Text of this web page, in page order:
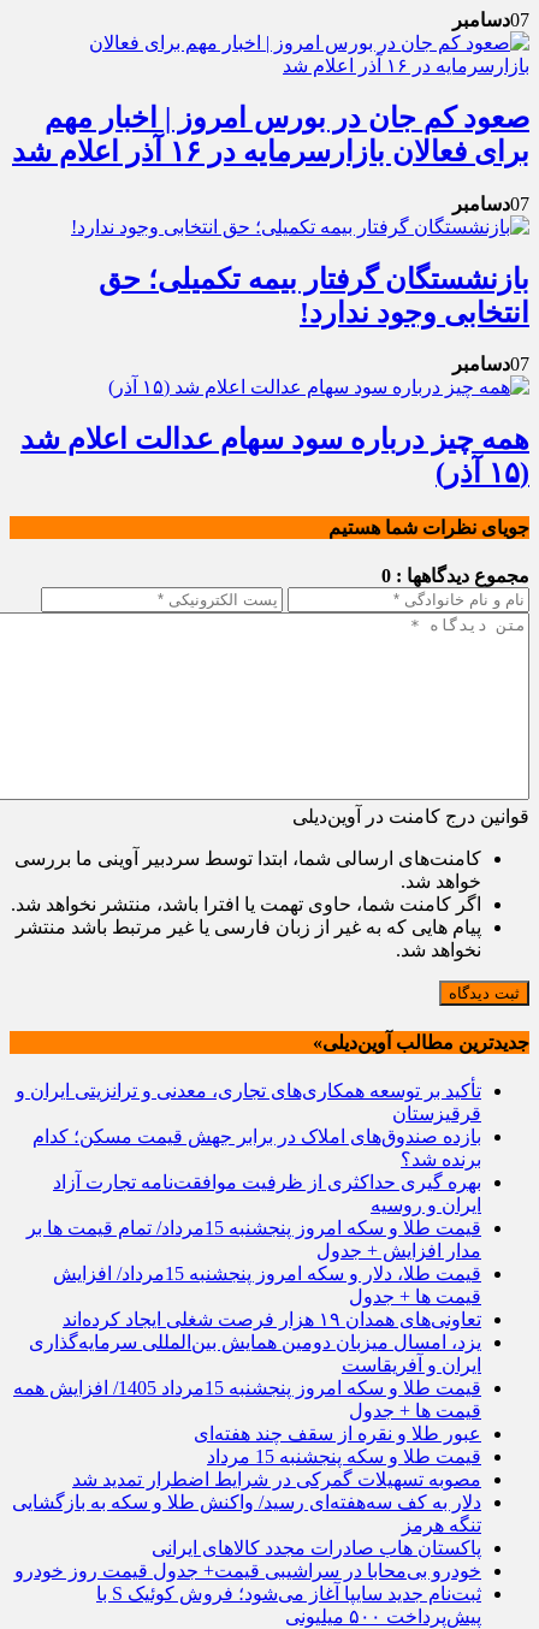
07دسامبر
صعود کم جان در بورس امروز | اخبار مهم
برای فعالان بازارسرمایه در ۱۶ آذر اعلام شد
07دسامبر
بازنشستگان گرفتار بیمه تکمیلی؛ حق
انتخابی وجود ندارد!
07دسامبر
همه چیز درباره سود سهام عدالت اعلام شد
(۱۵ آذر)
جویای نظرات شما هستیم
مجموع دیدگاهها : 0
قوانین درج کامنت در آوین‌دیلی
کامنت‌های ارسالی شما، ابتدا توسط سردبیر آوینی ما بررسی
خواهد شد.
اگر کامنت شما، حاوی تهمت یا افترا باشد، منتشر نخواهد شد.
پیام هایی که به غیر از زبان فارسی یا غیر مرتبط باشد منتشر
نخواهد شد.
ثبت دیدگاه
جدیدترین مطالب آوین‌دیلی»
تأکید بر توسعه همکاری‌های تجاری، معدنی و ترانزیتی ایران و
قرقیزستان
بازده صندوق‌های املاک در برابر جهش قیمت مسکن؛ کدام
برنده شد؟
بهره گیری حداکثری از ظرفیت موافقت‌نامه تجارت آزاد
ایران و روسیه
قیمت طلا و سکه امروز پنجشنبه 15مرداد/ تمام قیمت ها بر
مدار افزایش + جدول
قیمت طلا، دلار و سکه امروز پنجشنبه 15مرداد/ افزایش
قیمت ها + جدول
تعاونی‌های همدان ۱۹ هزار فرصت شغلی ایجاد کرده‌اند
یزد، امسال میزبان دومین همایش بین‌المللی سرمایه‌گذاری
ایران و آفریقاست
قیمت طلا و سکه امروز پنجشنبه 15مرداد 1405/ افزایش همه
قیمت ها + جدول
عبور طلا و نقره از سقف چند هفته‌ای
قیمت طلا و سکه پنجشنبه 15 مرداد
مصوبه تسهیلات گمرکی در شرایط اضطرار تمدید شد
دلار به کف سه‌هفته‌ای رسید/ واکنش طلا و سکه به بازگشایی
تنگه هرمز
پاکستان هاب صادرات مجدد کالاهای ایرانی
خودرو بی‌محابا در سراشیبی قیمت+ جدول قیمت روز خودرو
ثبت‌نام جدید سایپا آغاز می‌شود؛ فروش کوئیک S با
پیش‌پرداخت ۵۰۰ میلیونی